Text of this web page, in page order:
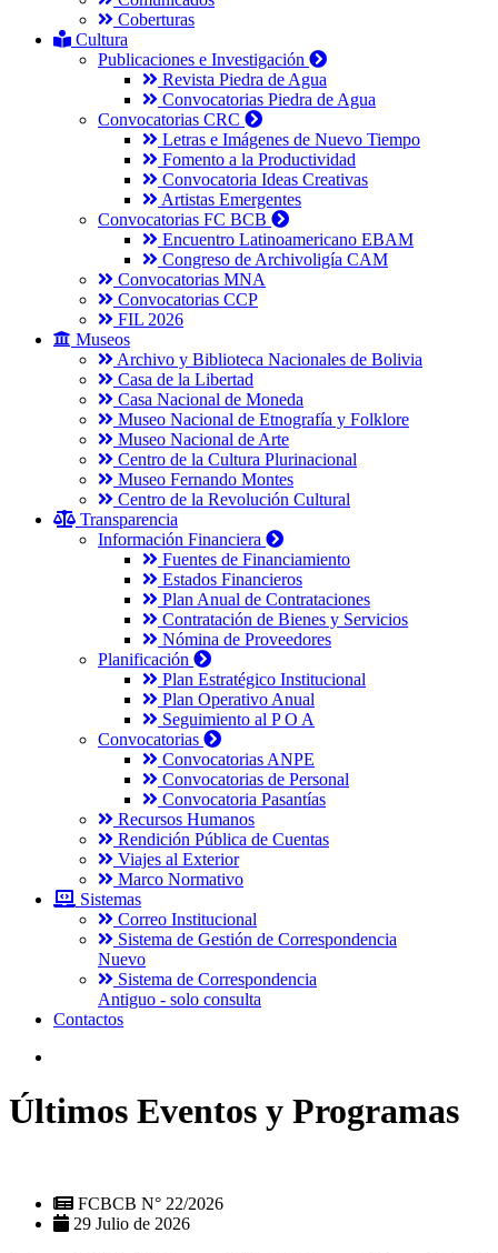
Coberturas
Cultura
Publicaciones e Investigación
Revista Piedra de Agua
Convocatorias Piedra de Agua
Convocatorias CRC
Letras e Imágenes de Nuevo Tiempo
Fomento a la Productividad
Convocatoria Ideas Creativas
Artistas Emergentes
Convocatorias FC BCB
Encuentro Latinoamericano EBAM
Congreso de Archivoligía CAM
Convocatorias MNA
Convocatorias CCP
FIL 2026
Museos
Archivo y Biblioteca Nacionales de Bolivia
Casa de la Libertad
Casa Nacional de Moneda
Museo Nacional de Etnografía y Folklore
Museo Nacional de Arte
Centro de la Cultura Plurinacional
Museo Fernando Montes
Centro de la Revolución Cultural
Transparencia
Información Financiera
Fuentes de Financiamiento
Estados Financieros
Plan Anual de Contrataciones
Contratación de Bienes y Servicios
Nómina de Proveedores
Planificación
Plan Estratégico Institucional
Plan Operativo Anual
Seguimiento al P O A
Convocatorias
Convocatorias ANPE
Convocatorias de Personal
Convocatoria Pasantías
Recursos Humanos
Rendición Pública de Cuentas
Viajes al Exterior
Marco Normativo
Sistemas
Correo Institucional
Sistema de Gestión de Correspondencia
Nuevo
Sistema de Correspondencia
Antiguo - solo consulta
Contactos
Últimos Eventos y Programas
FCBCB N° 22/2026
29 Julio de 2026